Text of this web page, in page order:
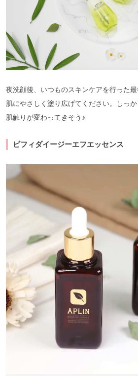
夜洗顔後、いつものスキンケアを行った最
肌にやさしく塗り広げてください。しっ
肌触りが変わってきそう♪
ビフィダイージーエフエッセンス